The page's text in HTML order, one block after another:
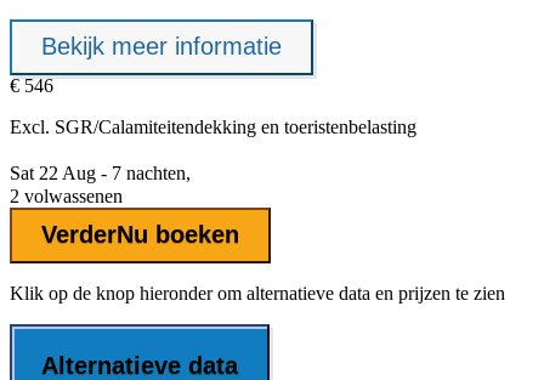
Bekijk meer informatie
€ 546
Excl. SGR/Calamiteitendekking en toeristenbelasting
Sat 22 Aug - 7 nachten,
2 volwassenen
VerderNu boeken
Klik op de knop hieronder om alternatieve data en prijzen te zien
Alternatieve data